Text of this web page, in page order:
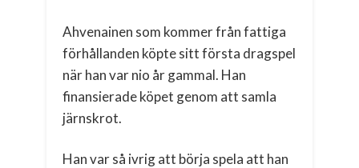
Ahvenainen som kommer från fattiga
förhållanden köpte sitt första dragspel
när han var nio år gammal. Han
finansierade köpet genom att samla
järnskrot.
Han var så ivrig att börja spela att han